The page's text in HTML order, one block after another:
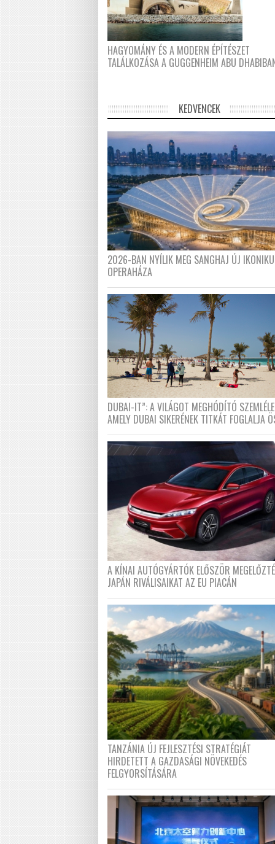
HAGYOMÁNY ÉS A MODERN ÉPÍTÉSZET
TALÁLKOZÁSA A GUGGENHEIM ABU
KEDVENCEK
2026-BAN NYÍLIK MEG SANGHAJ ÚJ
OPERAHÁZA
DUBAI-IT”: A VILÁGOT MEGHÓDÍTÓ
AMELY DUBAI SIKERÉNEK TITKÁT FOGLALJA
A KÍNAI AUTÓGYÁRTÓK ELŐSZÖR
JAPÁN RIVÁLISAIKAT AZ EU PIACÁN
TANZÁNIA ÚJ FEJLESZTÉSI STRATÉGIÁT
HIRDETETT A GAZDASÁGI NÖVEKEDÉS
FELGYORSÍTÁSÁRA